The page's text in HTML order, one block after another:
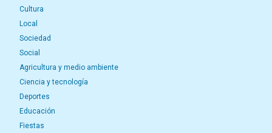
Cultura
Local
Sociedad
Social
Agricultura y medio ambiente
Ciencia y tecnología
Deportes
Educación
Fiestas